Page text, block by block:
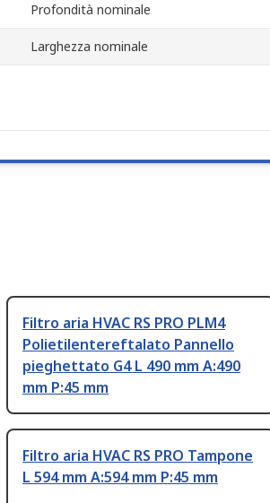
Profondità nominale
Larghezza nominale
Filtro aria HVAC RS PRO PLM4
Polietilentereftalato Pannello
pieghettato G4 L 490 mm A:490
mm P:45 mm
Filtro aria HVAC RS PRO Tampone
L 594 mm A:594 mm P:45 mm